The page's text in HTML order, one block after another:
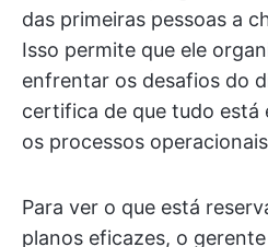
das primeiras pessoas a
Isso permite que ele
enfrentar os desafios do
certifica de que tudo está
os processos
Para ver o que está
planos eficazes, o